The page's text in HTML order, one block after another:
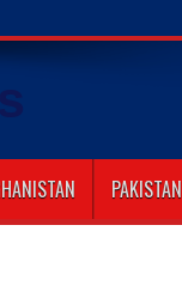
Islamabad
PAKISTAN